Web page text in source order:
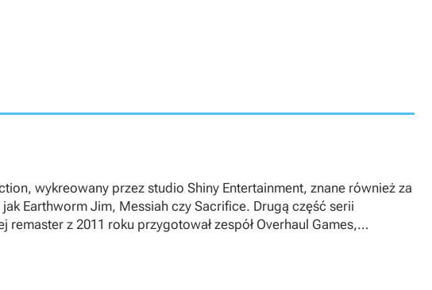
wykreowany przez studio Shiny Entertainment, znane również za
jak Earthworm Jim, Messiah czy Sacrifice. Drugą część serii
remaster z 2011 roku przygotował zespół Overhaul Games,